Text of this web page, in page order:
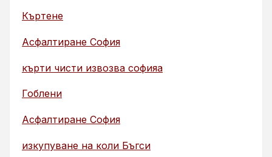
Къртене
Асфалтиране София
кърти чисти извозва софияа
Гоблени
Асфалтиране София
изкупуване на коли Бъгси